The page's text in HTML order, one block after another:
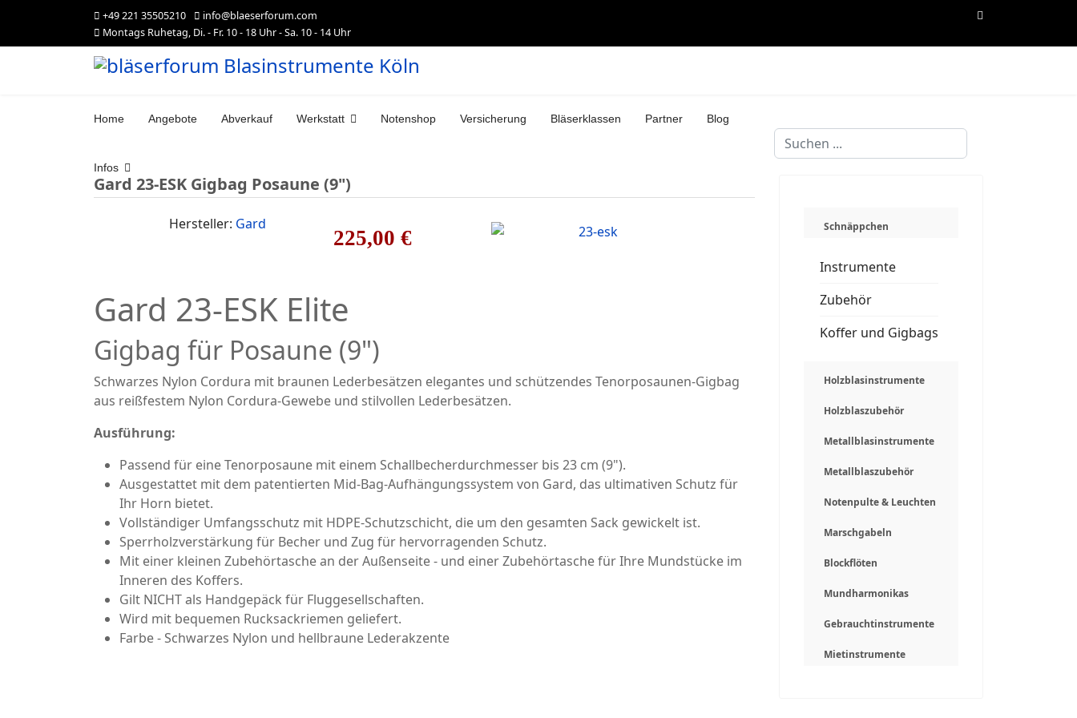
+49 221 35505210
info@blaeserforum.com
Montags Ruhetag, Di. - Fr. 10 - 18 Uhr - Sa. 10 - 14 Uhr
Home Angebote Abverkauf Werkstatt Notenshop Versicherung Bläserklassen Partner Blog
Infos
Suchen
...
Gard 23-ESK Gigbag Posaune (9")
225,00 €
Hersteller: Gard
Gard 23-ESK Elite
Gigbag für Posaune (9")
Schwarzes Nylon Cordura mit braunen Lederbesätzen elegantes und schützendes Tenorposaunen-Gigbag
aus reißfestem Nylon Cordura-Gewebe und stilvollen Lederbesätzen.
Ausführung:
Passend für eine Tenorposaune mit einem Schallbecherdurchmesser bis 23 cm (9").
Ausgestattet mit dem patentierten Mid-Bag-Aufhängungssystem von Gard, das ultimativen Schutz für
Ihr Horn bietet.
Vollständiger Umfangsschutz mit HDPE-Schutzschicht, die um den gesamten Sack gewickelt ist.
Sperrholzverstärkung für Becher und Zug für hervorragenden Schutz.
Mit einer kleinen Zubehörtasche an der Außenseite - und einer Zubehörtasche für Ihre Mundstücke im
Inneren des Koffers.
Gilt NICHT als Handgepäck für Fluggesellschaften.
Wird mit bequemen Rucksackriemen geliefert.
Farbe - Schwarzes Nylon und hellbraune Lederakzente
Schnäppchen
Instrumente
Zubehör
Koffer und Gigbags
Holzblasinstrumente
Holzblaszubehör
Metallblasinstrumente
Metallblaszubehör
Notenpulte & Leuchten
Marschgabeln
Blockflöten
Mundharmonikas
Gebrauchtinstrumente
Mietinstrumente